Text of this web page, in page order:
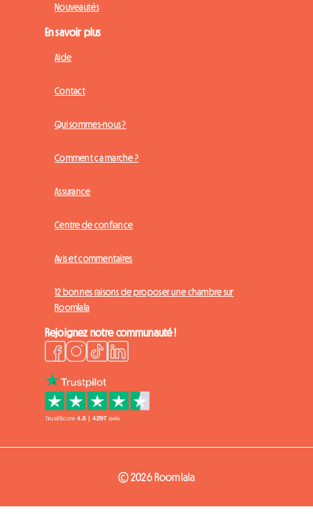
Nouveautés
En savoir plus
Aide
Contact
Qui sommes-nous ?
Comment ça marche ?
Assurance
Centre de confiance
Avis et commentaires
12 bonnes raisons de proposer une chambre sur
Roomlala
Rejoignez notre communauté !
© 2026 Roomlala